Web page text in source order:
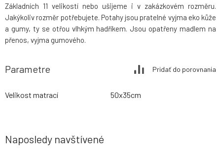
Základních 11 velikostí nebo ušijeme i v zakázkovém rozměru.
Jakýkoliv rozměr potřebujete. Potahy jsou pratelné vyjma eko kůže
a gumy, ty se otřou vlhkým hadříkem. Jsou opatřeny madlem na
přenos, vyjma gumového.
Parametre Pridať do porovnania
Velikost matrací 50x35cm
Naposledy navštívené